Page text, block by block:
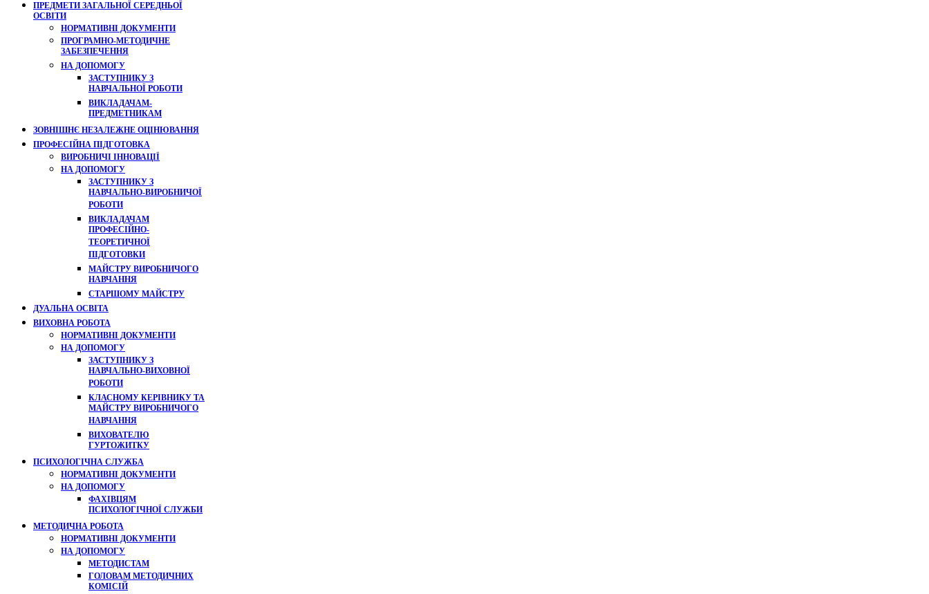
ПРЕДМЕТИ ЗАГАЛЬНОЇ СЕРЕДНЬОЇ
ОСВІТИ
НОРМАТИВНІ ДОКУМЕНТИ
ПРОГРАМНО-МЕТОДИЧНЕ
ЗАБЕЗПЕЧЕННЯ
НА ДОПОМОГУ
ЗАСТУПНИКУ З
НАВЧАЛЬНОЇ РОБОТИ
ВИКЛАДАЧАМ-
ПРЕДМЕТНИКАМ
ЗОВНІШНЄ НЕЗАЛЕЖНЕ ОЦІНЮВАННЯ
ПРОФЕСІЙНА ПІДГОТОВКА
ВИРОБНИЧІ ІННОВАЦІЇ
НА ДОПОМОГУ
ЗАСТУПНИКУ З
НАВЧАЛЬНО-ВИРОБНИЧОЇ
РОБОТИ
ВИКЛАДАЧАМ
ПРОФЕСІЙНО-
ТЕОРЕТИЧНОЇ
ПІДГОТОВКИ
МАЙСТРУ ВИРОБНИЧОГО
НАВЧАННЯ
СТАРШОМУ МАЙСТРУ
ДУАЛЬНА ОСВІТА
ВИХОВНА РОБОТА
НОРМАТИВНІ ДОКУМЕНТИ
НА ДОПОМОГУ
ЗАСТУПНИКУ З
НАВЧАЛЬНО-ВИХОВНОЇ
РОБОТИ
КЛАСНОМУ КЕРІВНИКУ ТА
МАЙСТРУ ВИРОБНИЧОГО
НАВЧАННЯ
ВИХОВАТЕЛЮ
ГУРТОЖИТКУ
ПСИХОЛОГІЧНА СЛУЖБА
НОРМАТИВНІ ДОКУМЕНТИ
НА ДОПОМОГУ
ФАХІВЦЯМ
ПСИХОЛОГІЧНОЇ СЛУЖБИ
МЕТОДИЧНА РОБОТА
НОРМАТИВНІ ДОКУМЕНТИ
НА ДОПОМОГУ
МЕТОДИСТАМ
ГОЛОВАМ МЕТОДИЧНИХ
КОМІСІЙ